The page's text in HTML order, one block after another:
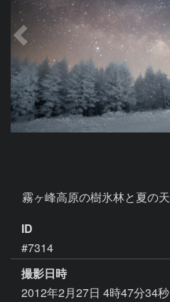
ID
#7314
撮影日時
2012年2月27日 4時47分34秒